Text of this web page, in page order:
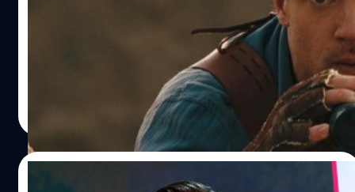
เบรนแดน เฟรเซอร์ (Brendan Fraser) เจ้าของบทบาท ริก โอ
คอนเนล (Rick O'Connell) เผยประสบการณ์โดนรัดคอจน
หมดสติเกือบตายในกองถ่าย The Mummy
| 1415 days ago